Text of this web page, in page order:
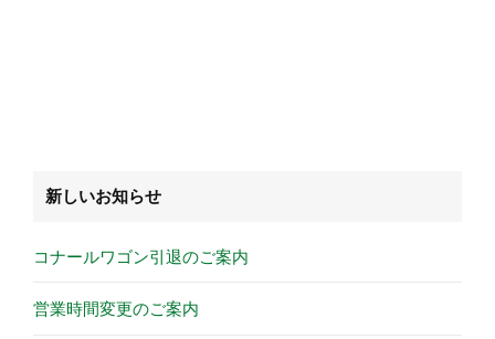
新しいお知らせ
コナールワゴン引退のご案内
営業時間変更のご案内